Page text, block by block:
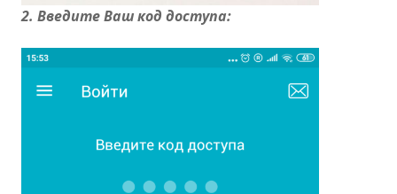
2. Введите Ваш код доступа: